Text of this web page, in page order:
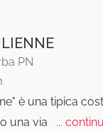
PN
è una tipica
una via
...